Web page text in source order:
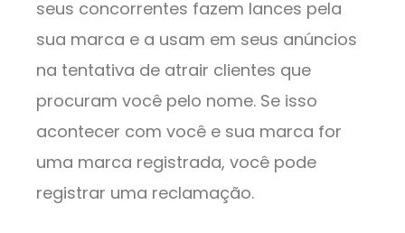
seus concorrentes fazem lances pela
sua marca e a usam em seus anúncios
na tentativa de atrair clientes que
procuram você pelo nome. Se isso
acontecer com você e sua marca for
uma marca registrada, você pode
registrar uma reclamação.